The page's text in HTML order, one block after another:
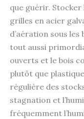
que guérir. Stocker
grilles en acier
d’aération sous
tout aussi
ouverts et le bois
plutôt que
régulière des
stagnation et
fréquemment